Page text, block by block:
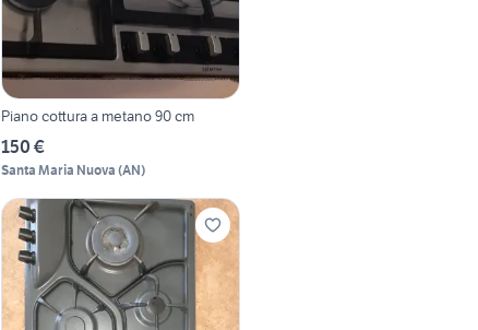
Piano cottura a metano 90 cm
150 €
Santa Maria Nuova (AN)